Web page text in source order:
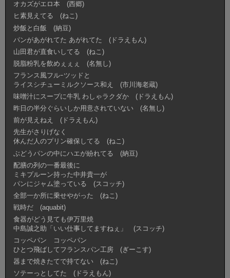
オカズがエロ本 (西郷)
ヒ素見えてる (ねこ)
炒飯と白飯 (納豆)
パンがあがれてた あがれてた (ドラえもん)
山田君が直食いしてる (ねこ)
脱脂粉乳を飲めぇぇぇ (名無し)
フランス風フルｰツッドと
ライスシチューミルクソース和え (市川海老蔵)
味噌汁にスープに牛乳 わしゃラクダか (ドラえもん)
昨日の半分ぐらいしか用意されていない (名無し)
前が見えねえ (ドラえもん)
先生がさりげなく
休んだ人のプリン確保してる (ねこ)
ぶどうパンの中にハエが紛れてる (納豆)
配膳の列の一番最後に
ミキプルーン持った中井貴一が
パンにジャム塗っている (スコッチ)
全部一か所に乗せやがった (ねこ)
戦時だ (aquabit)
食器がどう見ても伊万里焼
中島誠之助「いい仕事してますねぇ」 (スコッチ)
コッペパン コッペパン
ひとつ飛ばしてフランスパン工房 (ぎーこす)
器まで焼きたてで持てない (ねこ)
ソテーっとしてた (ドラえもん)